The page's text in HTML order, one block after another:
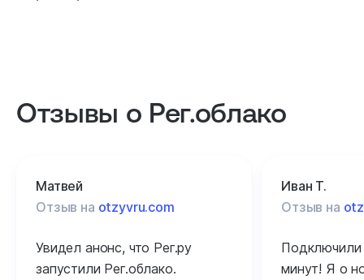
Отзывы о Рег.облако
Матвей
Отзыв на otzyvru.com
Увидел анонс, что Рег.ру
запустили Рег.облако.
Иван Т.
Отзыв на
Подключили
минут! Я о